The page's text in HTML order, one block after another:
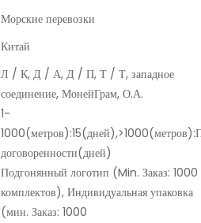
Морские перевозки
Китай
Л / К, Д / А, Д / П, Т / Т, западное
соединение, МонейГрам, О.А.
1-
договоренности(дней)
Подгонянный логотип (Min. Заказ: 1000
комплектов), Индивидуальная упаковка
(мин. Заказ: 1000